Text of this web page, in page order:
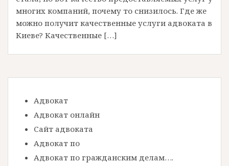
многих компаний, почему то снизилось. Где же
можно получит качественные услуги адвоката в
Киеве? Качественные […]
Адвокат
Адвокат онлайн
Сайт адвоката
Адвокат по
Адвокат по гражданским делам….